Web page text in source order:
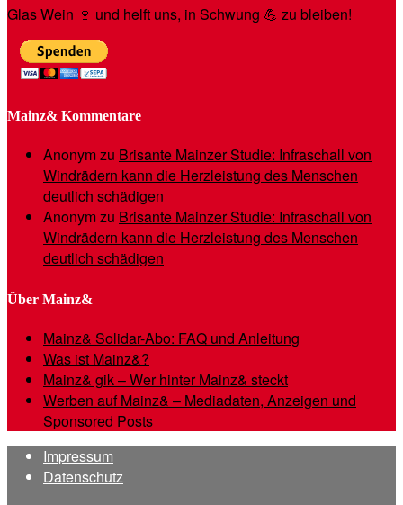
Glas Wein 🍷 und helft uns, in Schwung 💪 zu bleiben!
Mainz& Kommentare
Anonymzu Brisante Mainzer Studie: Infraschall von
Windrädern kann die Herzleistung des Menschen
deutlich schädigen
Anonymzu Brisante Mainzer Studie: Infraschall von
Windrädern kann die Herzleistung des Menschen
deutlich schädigen
Über Mainz&
Mainz& Solidar-Abo: FAQ und Anleitung
Was ist Mainz&?
Mainz& gik – Wer hinter Mainz& steckt
Werben auf Mainz& – Mediadaten, Anzeigen und
Sponsored Posts
Impressum
Datenschutz